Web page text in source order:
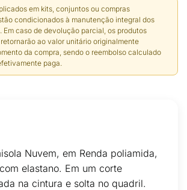
em kits, conjuntos ou compras
condicionados à manutenção integral dos
Em caso de devolução parcial, os produtos
ao valor unitário originalmente
da compra, sendo o reembolso calculado
paga.
Nuvem, em Renda poliamida,
elastano. Em um corte
na cintura e solta no quadril.